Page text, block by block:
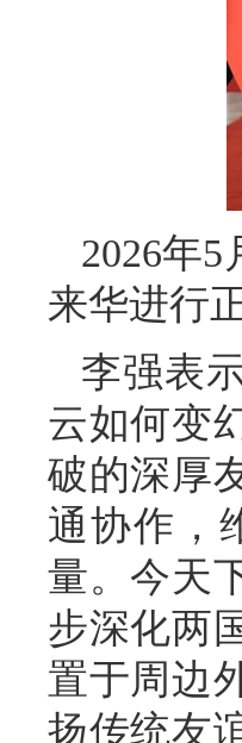
2026年
来华进行
李强表
云如何变
破的深厚
通协作，
量。今天
步深化两
置于周边
扬传统友